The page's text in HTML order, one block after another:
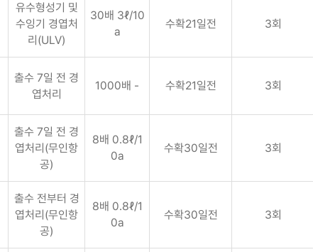
유수형성기 및
수잉기 경엽처
리(ULV)
30배 3ℓ/10
a
수확21일전 3회
출수 7일 전 경
엽처리
1000배 - 수확21일전 3회
출수 7일 전 경
엽처리(무인항
공)
8배 0.8ℓ/1
0a
수확30일전 3회
출수 전부터 경
엽처리(무인항
공)
8배 0.8ℓ/1
0a
수확30일전 3회